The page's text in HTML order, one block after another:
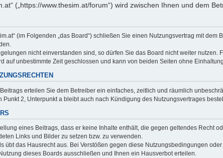
(„https://www.thesim.at/forum“) wird zwischen Ihnen und dem
(im Folgenden „das Board“) schließen Sie einen Nutzungsvertrag mit
nicht einverstanden sind, so dürfen Sie das Board nicht weiter
auf unbestimmte Zeit geschlossen und kann von beiden Seiten ohne
erteilen Sie dem Betreiber ein einfaches, zeitlich und räumlich
Punkt 2, Unterpunkt a bleibt auch nach Kündigung des Nutzungsvertrages
eines Beitrags, dass er keine Inhalte enthält, die gegen geltendes Recht
Links und Bilder zu setzen bzw. zu verwenden.
übt das Hausrecht aus. Bei Verstößen gegen diese Nutzungsbedingungen
dieses Boards ausschließen und Ihnen ein Hausverbot erteilen.